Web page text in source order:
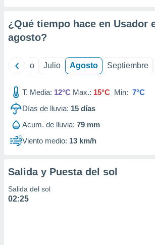
e
mediante
publicidad
publicidad
de
1199
¿Qué tiempo hace en Usador
agosto?
Junio Julio Agosto Septiembre
T. Media: 12°C Max.: 15°C Min: 7°C
Días de lluvia: 15 días
Acum. de lluvia: 79 mm
Viento medio: 13 km/h
Salida y Puesta del sol
Salida del sol
02:25